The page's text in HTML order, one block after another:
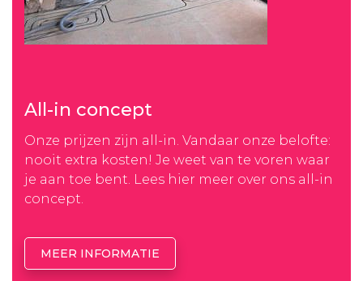
All-in concept
Onze prijzen zijn all-in. Vandaar onze belofte:
nooit extra kosten! Je weet van te voren waar
je aan toe bent. Lees hier meer over ons all-in
concept.
MEER INFORMATIE